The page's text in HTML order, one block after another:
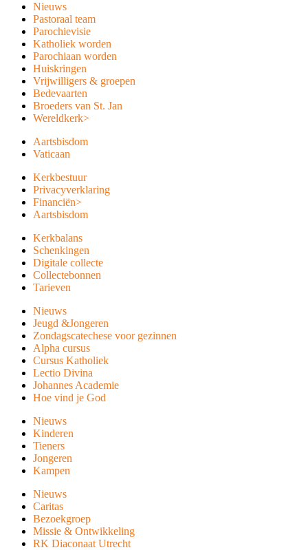
Nieuws
Pastoraal team
Parochievisie
Katholiek worden
Parochiaan worden
Huiskringen
Vrijwilligers & groepen
Bedevaarten
Broeders van St. Jan
Wereldkerk>
Aartsbisdom
Vaticaan
Kerkbestuur
Privacyverklaring
Financiën>
Aartsbisdom
Kerkbalans
Schenkingen
Digitale collecte
Collectebonnen
Tarieven
Nieuws
Jeugd &Jongeren
Zondagscatechese voor gezinnen
Alpha cursus
Cursus Katholiek
Lectio Divina
Johannes Academie
Hoe vind je God
Nieuws
Kinderen
Tieners
Jongeren
Kampen
Nieuws
Caritas
Bezoekgroep
Missie & Ontwikkeling
RK Diaconaat Utrecht